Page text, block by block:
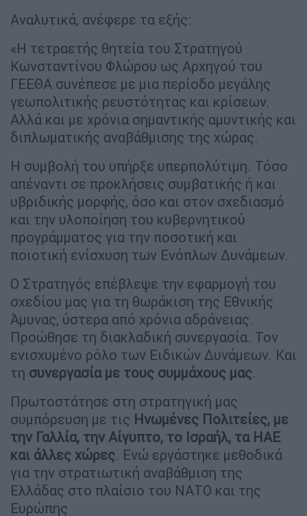
Αναλυτικά, ανέφερε τα εξής:
«Η τετραετής θητεία του Στρατηγού
Κωνσταντίνου Φλώρου ως Αρχηγού του
ΓΕΕΘΑ συνέπεσε με μια περίοδο μεγάλης
γεωπολιτικής ρευστότητας και κρίσεων.
Αλλά και με χρόνια σημαντικής αμυντικής και
διπλωματικής αναβάθμισης της χώρας.
Η συμβολή του υπήρξε υπερπολύτιμη. Τόσο
απέναντι σε προκλήσεις συμβατικής ή και
υβριδικής μορφής, όσο και στον σχεδιασμό
και την υλοποίηση του κυβερνητικού
προγράμματος για την ποσοτική και
ποιοτική ενίσχυση των Ενόπλων Δυνάμεων.
Ο Στρατηγός επέβλεψε την εφαρμογή του
σχεδίου μας για τη θωράκιση της Εθνικής
Άμυνας, ύστερα από χρόνια αδράνειας.
Προώθησε τη διακλαδική συνεργασία. Τον
ενισχυμένο ρόλο των Ειδικών Δυνάμεων. Και
τη συνεργασία με τους συμμάχους μας.
Πρωτοστάτησε στη στρατηγική μας
συμπόρευση με τις Ηνωμένες Πολιτείες, με
την Γαλλία, την Αίγυπτο, το Ισραήλ, τα ΗΑΕ
και άλλες χώρες. Ενώ εργάστηκε μεθοδικά
για την στρατιωτική αναβάθμιση της
Ελλάδας στο πλαίσιο του ΝΑΤΟ και της
Ευρώπης